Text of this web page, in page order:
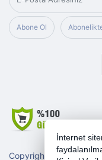
Abone Ol
Copyright 2026
İnternet